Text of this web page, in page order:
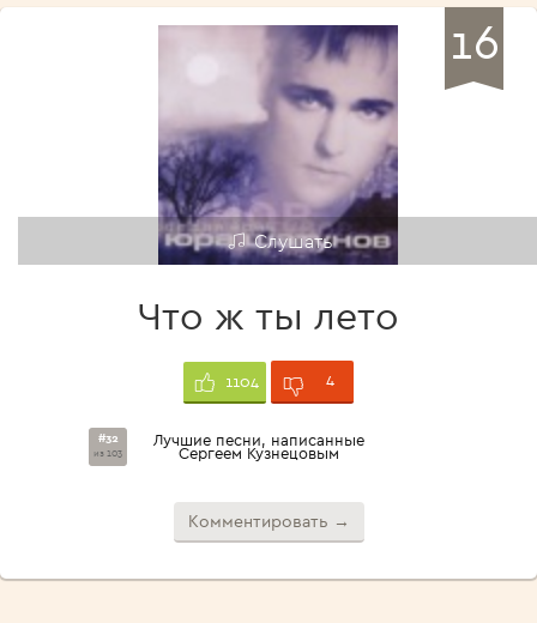
16
Слушать
Что ж ты лето
1104 4
#32
из 103
Лучшие песни, написанные
Сергеем Кузнецовым
Комментировать →